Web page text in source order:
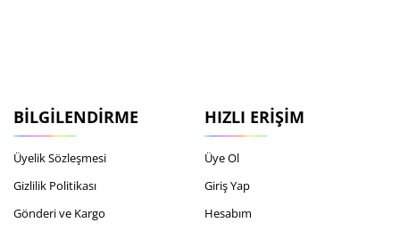
BILGILENDIRME
Üyelik Sözleşmesi
Gizlilik Politikası
Gönderi ve Kargo
HIZLI ERIŞIM
Üye Ol
Giriş Yap
Hesabım